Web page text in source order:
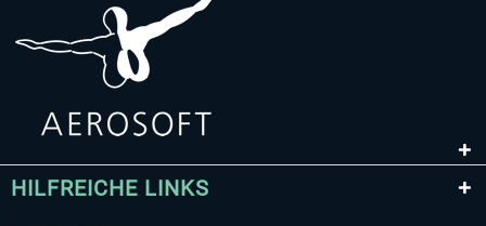
HILFREICHE LINKS